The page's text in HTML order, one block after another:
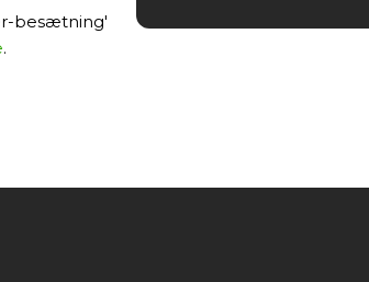
besætning'
.